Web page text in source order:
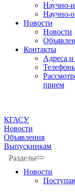
Научно-
Научно-
Новости
Новости
Контакты
Адреса
прием
КГАСУ
Новости
Объявления
Выпускникам
Разделы
Новости